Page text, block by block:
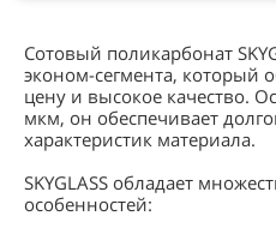
Сотовый поликарбонат
эконом-сегмента, который
цену и высокое качество.
мкм, он обеспечивает
характеристик материала.
SKYGLASS обладает
особенностей: